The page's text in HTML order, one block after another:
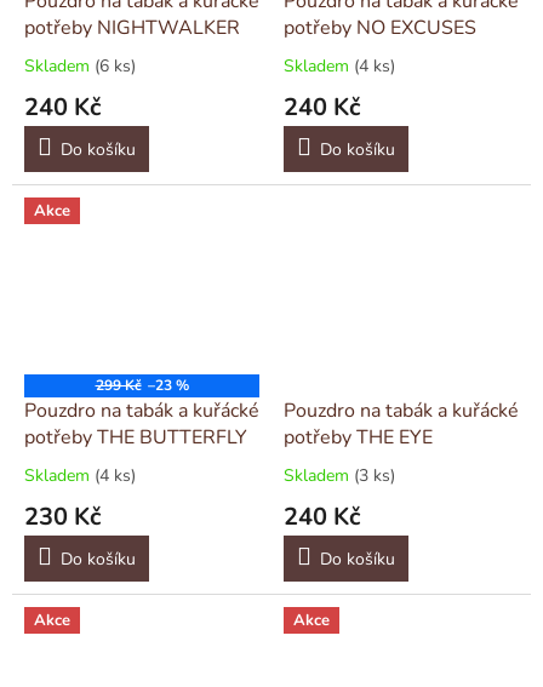
potřeby NIGHTWALKER
Skladem (6 ks)
240 Kč
Do košíku
potřeby NO EXCUSES
Skladem (4 ks)
240 Kč
Do košíku
Akce
299 Kč –23 %
Pouzdro na tabák a kuřácké
potřeby THE BUTTERFLY
Skladem (4 ks)
230 Kč
Do košíku
Pouzdro na tabák a kuřácké
potřeby THE EYE
Skladem (3 ks)
240 Kč
Do košíku
Akce Akce